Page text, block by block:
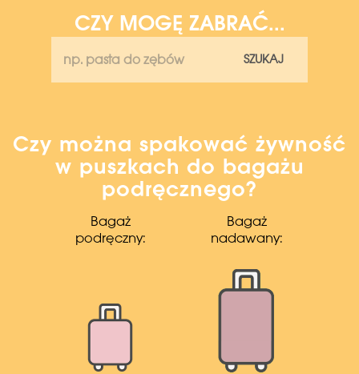
CZY MOGĘ ZABRAĆ...
SZUKAJ
Czy można spakować żywność
w puszkach do bagażu
podręcznego?
Bagaż
podręczny:
Bagaż
nadawany: